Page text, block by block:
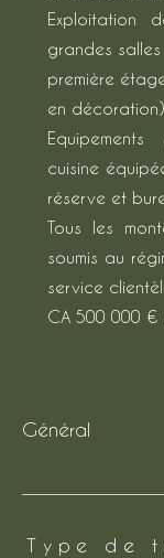
Exploitation
grandes
première
en
cuisine
réserve et
Tous les
soumis au
service
CA 500 000 €
général
Type de